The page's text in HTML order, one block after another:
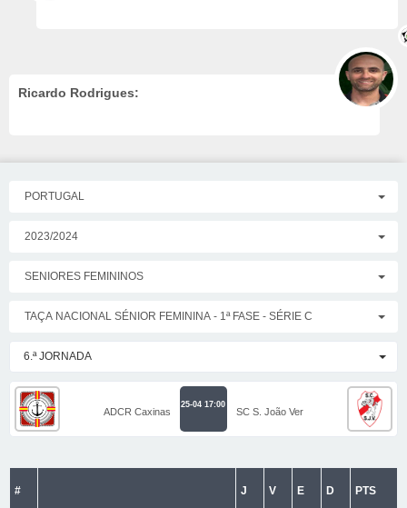
Ricardo Rodrigues:
PORTUGAL
2023/2024
SENIORES FEMININOS
TAÇA NACIONAL SÉNIOR FEMININA - 1ª FASE - SÉRIE C
6.ª JORNADA
ADCR Caxinas
25-04 17:00
SC S. João Ver
# J V E D PTS